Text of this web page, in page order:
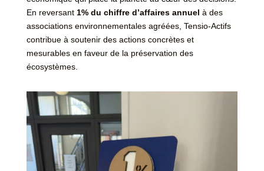
En reversant 1% du chiffre d’affaires annuel à des
associations environnementales agréées, Tensio-Actifs
contribue à soutenir des actions concrètes et
mesurables en faveur de la préservation des
écosystèmes.